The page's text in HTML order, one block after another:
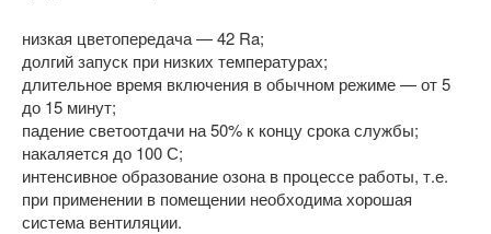
низкая цветопередача — 42 Ra;
долгий запуск при низких температурах;
длительное время включения в обычном режиме — от 5
до 15 минут;
падение светоотдачи на 50% к концу срока службы;
накаляется до 100 С;
интенсивное образование озона в процессе работы, т.е.
при применении в помещении необходима хорошая
система вентиляции.